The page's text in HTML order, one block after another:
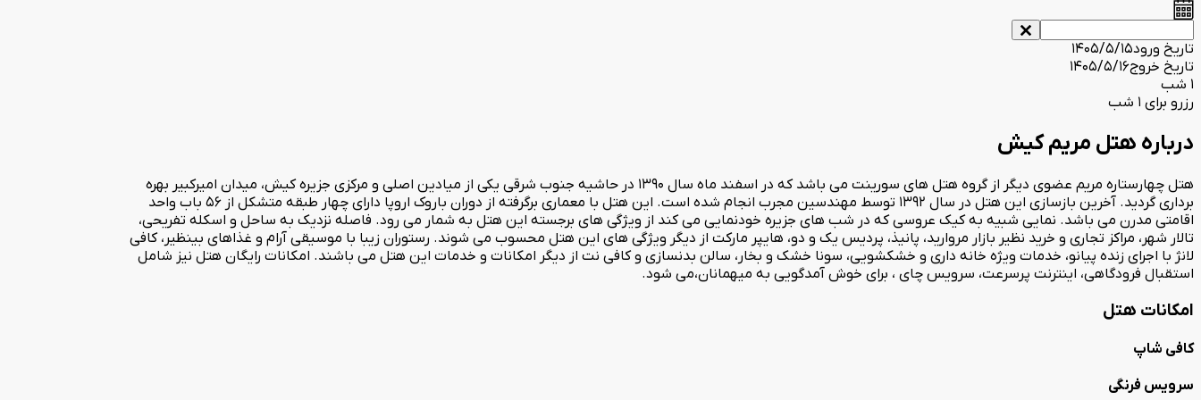
تاریخ ورود1405/5/15
تاریخ خروج1405/5/16
1 شب
رزرو برای 1 شب
درباره هتل مریم کیش
هتل چهارستاره مریم عضوی دیگر از گروه هتل های سورینت می باشد که در اسفند ماه سال 1390 در حاشیه جنوب شرقی یکی از میادین اصلی و مرکزی جزیره کیش، میدان امیرکبیر بهره
برداری گردید. آخرین بازسازی این هتل در سال 1392 توسط مهندسین مجرب انجام شده است. این هتل با معماری برگرفته از دوران باروک اروپا دارای چهار طبقه متشکل از 56 باب واحد
اقامتی مدرن می باشد. نمایی شبیه به کیک عروسی که در شب های جزیره خودنمایی می کند از ویژگی های برجسته این هتل به شمار می رود. فاصله نزدیک به ساحل و اسکله تفریحی،
تالار شهر، مراکز تجاری و خرید نظیر بازار مروارید، پانیذ، پردیس یک و دو، هایپر مارکت از دیگر ویژگی های این هتل محسوب می شوند. رستوران زیبا با موسیقی آرام و غذاهای بینظیر، کافی
لانژ با اجرای زنده پیانو، خدمات ویژه خانه داری و خشکشویی، سونا خشک و بخار، سالن بدنسازی و کافی نت از دیگر امکانات و خدمات این هتل می باشند. امکانات رایگان هتل نیز شامل
استقبال فرودگاهی، اینترنت پرسرعت، سرویس چای ، برای خوش آمدگویی به میهمانان،می شود.
امکانات هتل
کافی شاپ
سرویس فرنگی